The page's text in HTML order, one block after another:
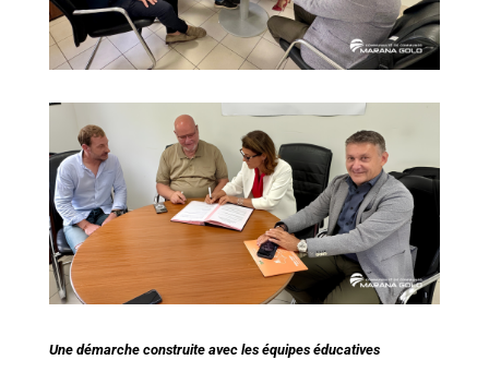
Une démarche construite avec les équipes éducatives